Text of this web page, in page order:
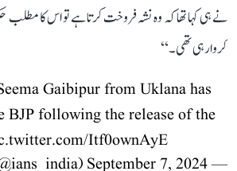
نے ہی کہا تھا کہ وہ نشہ فروخت کرتا ہے تو اس کا
کروا رہی تھی۔‘‘
Gaibipur from Uklana has
BJP following the release of the
Itf0ownAyE
— IANS (@ians_india)
September 7, 2024